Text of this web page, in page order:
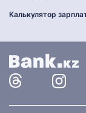
Калькулятор